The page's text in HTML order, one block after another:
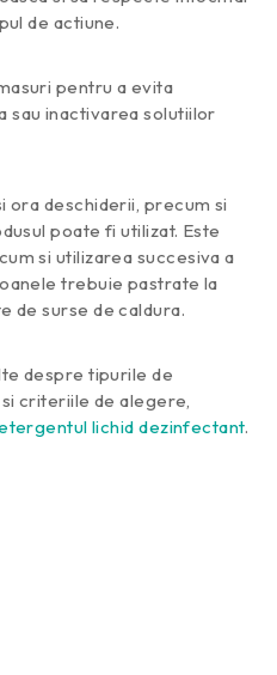
de actiune.
pentru a evita
sau inactivarea solutiilor
ora deschiderii, precum si
poate fi utilizat. Este
si utilizarea succesiva a
trebuie pastrate la
de surse de caldura.
despre tipurile de
criteriile de alegere,
lichid dezinfectant.